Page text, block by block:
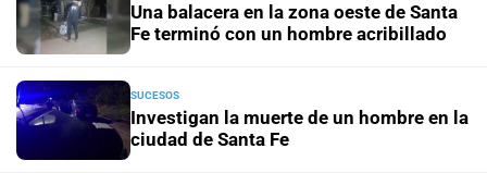
Despedida en Rosario Lionel Messi llega a
Este viernesFrente al costo de vivir en Rosario, la UNR
pone en marcha una planta pública de alimentos
Una balacera en la zona oeste de Santa
Fe terminó con un hombre acribillado
SUCESOS
Investigan la muerte de un hombre en la
ciudad de Santa Fe